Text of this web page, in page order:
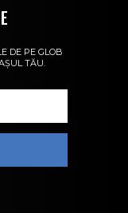
DE PE GLOB
TĂU.